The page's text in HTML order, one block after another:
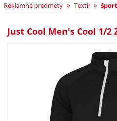
Reklamné predmety » Textil »
Just Cool Men's Cool 1/2